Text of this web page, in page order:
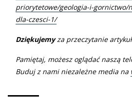
priorytetowe/geologia-i-gornictwo/
dla-czesci-1/
Dziękujemyza przeczytanie
Pamiętaj, możesz oglądać naszą
Buduj z nami niezależne media na